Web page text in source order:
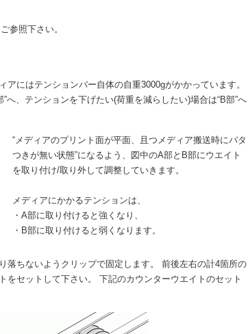
参照下さい。
にはテンションバー自体の自重3000gがかかっています。
へ、テンションを下げたい(荷重を減らしたい)場合は“B部”へ
“メディアのプリント面が平面、且つメディア搬送時にバタ
つきが無い状態”になるよう、図中のA部とB部にウエイト
を取り付け/取り外して調整していきます。
メディアにかかるテンションは、
・A部に取り付けると強くなり、
・B部に取り付けると弱くなります。
落ちないようクリップで固定します。 前後左右の計4箇所の
セットして下さい。 下記のカウンターウエイトのセット